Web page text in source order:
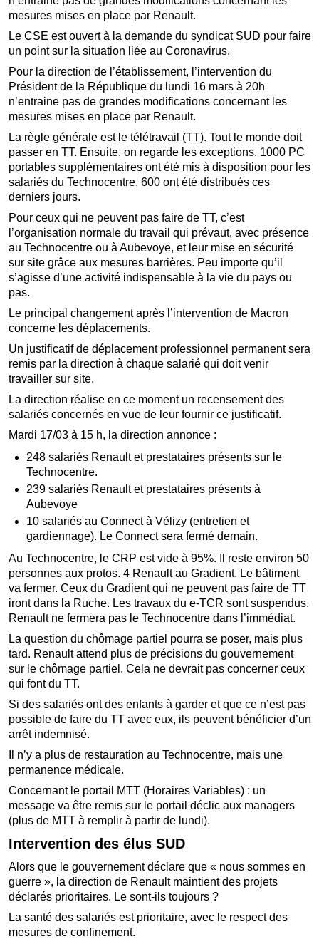
mesures mises en place par Renault.
Le CSE est ouvert à la demande du syndicat SUD pour faire
un point sur la situation liée au Coronavirus.
Pour la direction de l’établissement, l’intervention du
Président de la République du lundi 16 mars à 20h
n’entraine pas de grandes modifications concernant les
mesures mises en place par Renault.
La règle générale est le télétravail (TT). Tout le monde doit
passer en TT. Ensuite, on regarde les exceptions. 1000 PC
portables supplémentaires ont été mis à disposition pour les
salariés du Technocentre, 600 ont été distribués ces
derniers jours.
Pour ceux qui ne peuvent pas faire de TT, c’est
l’organisation normale du travail qui prévaut, avec présence
au Technocentre ou à Aubevoye, et leur mise en sécurité
sur site grâce aux mesures barrières. Peu importe qu’il
s’agisse d’une activité indispensable à la vie du pays ou
pas.
Le principal changement après l’intervention de Macron
concerne les déplacements.
Un justificatif de déplacement professionnel permanent sera
remis par la direction à chaque salarié qui doit venir
travailler sur site.
La direction réalise en ce moment un recensement des
salariés concernés en vue de leur fournir ce justificatif.
Mardi 17/03 à 15 h, la direction annonce :
248 salariés Renault et prestataires présents sur le
Technocentre.
239 salariés Renault et prestataires présents à
Aubevoye
10 salariés au Connect à Vélizy (entretien et
gardiennage). Le Connect sera fermé demain.
Au Technocentre, le CRP est vide à 95%. Il reste environ 50
personnes aux protos. 4 Renault au Gradient. Le bâtiment
va fermer. Ceux du Gradient qui ne peuvent pas faire de TT
iront dans la Ruche. Les travaux du e-TCR sont suspendus.
Renault ne fermera pas le Technocentre dans l’immédiat.
La question du chômage partiel pourra se poser, mais plus
tard. Renault attend plus de précisions du gouvernement
sur le chômage partiel. Cela ne devrait pas concerner ceux
qui font du TT.
Si des salariés ont des enfants à garder et que ce n’est pas
possible de faire du TT avec eux, ils peuvent bénéficier d’un
arrêt indemnisé.
Il n’y a plus de restauration au Technocentre, mais une
permanence médicale.
Concernant le portail MTT (Horaires Variables) : un
message va être remis sur le portail déclic aux managers
(plus de MTT à remplir à partir de lundi).
Intervention des élus SUD
Alors que le gouvernement déclare que « nous sommes en
guerre », la direction de Renault maintient des projets
déclarés prioritaires. Le sont-ils toujours ?
La santé des salariés est prioritaire, avec le respect des
mesures de confinement.